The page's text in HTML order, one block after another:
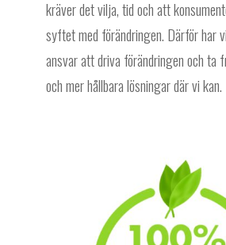
kräver det vilja, tid och att
syftet med förändringen. Därför har
ansvar att driva förändringen och ta
och mer hållbara lösningar där vi kan.